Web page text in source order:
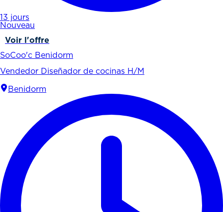
13 jours
Nouveau
Voir l'offre
SoCoo'c Benidorm
Vendedor Diseñador de cocinas H/M
Benidorm